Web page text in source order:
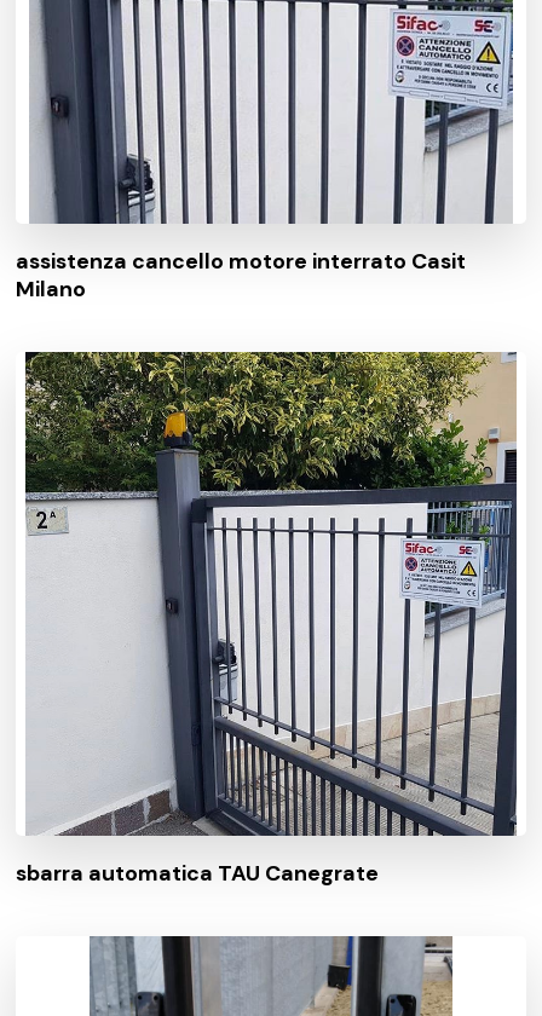
assistenza cancello motore interrato Casit
Milano
sbarra automatica TAU Canegrate